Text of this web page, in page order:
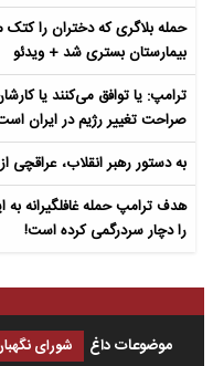
حمله بلاگری که دختران را
بیمارستان بستری شد + ویدئو
ترامپ: یا توافق می‌کنند یا
صراحت تغییر رژیم در ایران
به دستور رهبر انقلاب، عراقچی
هدف ترامپ حمله غافلگیرانه به
را دچار سردرگمی کرده است!
موضوعات داغ شورای